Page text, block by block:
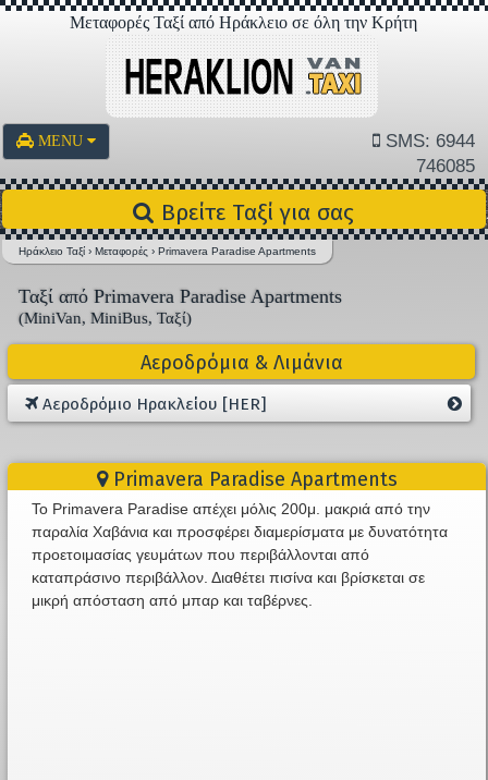
Μεταφορές Ταξί από Ηράκλειο σε όλη την Κρήτη
MENU
SMS: 6944
746085
Βρείτε Ταξί για σας
Ηράκλειο Ταξί ›Μεταφορές ›Primavera Paradise Apartments
Ταξί από Primavera Paradise Apartments
(MiniVan, MiniBus, Ταξί)
Αεροδρόμια & Λιμάνια
Αεροδρόμιο Ηρακλείου [HER]
Primavera Paradise Apartments
Το Primavera Paradise απέχει μόλις 200μ. μακριά από την
παραλία Χαβάνια και προσφέρει διαμερίσματα με δυνατότητα
προετοιμασίας γευμάτων που περιβάλλονται από
καταπράσινο περιβάλλον. Διαθέτει πισίνα και βρίσκεται σε
μικρή απόσταση από μπαρ και ταβέρνες.